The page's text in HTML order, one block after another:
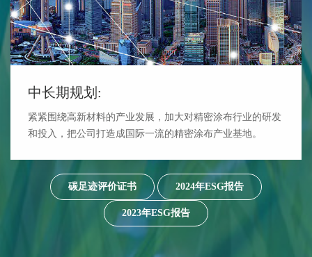
中长期规划:
紧紧围绕高新材料的产业发展，加大对精密涂布行业的研发
和投入，把公司打造成国际一流的精密涂布产业基地。
碳足迹评价证书 2024年ESG报告
2023年ESG报告